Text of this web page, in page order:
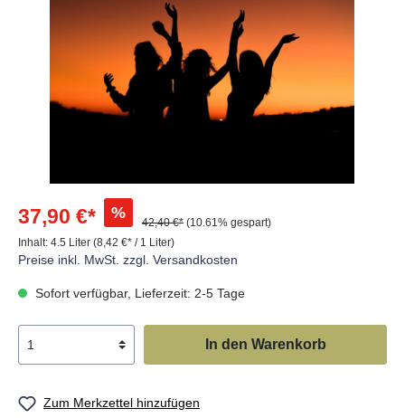
37,90 €* %
42,40 €* (10.61% gespart)
Inhalt: 4.5 Liter (8,42 €* / 1 Liter)
Preise inkl. MwSt. zzgl. Versandkosten
Sofort verfügbar, Lieferzeit: 2-5 Tage
In den Warenkorb
Zum Merkzettel hinzufügen